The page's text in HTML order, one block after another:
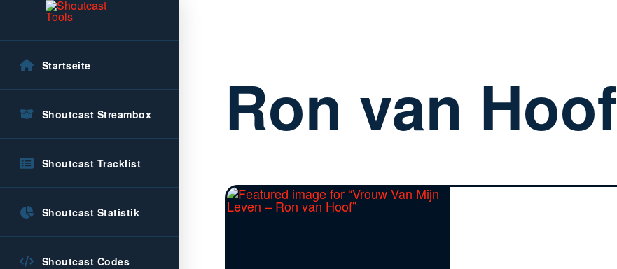
Startseite
Shoutcast Streambox
Shoutcast Tracklist
Shoutcast Statistik
Shoutcast Codes
Ron van Hoof